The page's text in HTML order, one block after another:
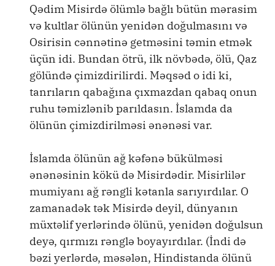
Qədim Misirdə ölümlə bağlı bütün mərasim
və kultlar ölünün yenidən doğulmasını və
Osirisin cənnətinə getməsini təmin etmək
üçün idi. Bundan ötrü, ilk növbədə, ölü, Qaz
gölündə çimizdirilirdi. Məqsəd o idi ki,
tanrıların qabağına çıxmazdan qabaq onun
ruhu təmizlənib parıldasın. İslamda da
ölünün çimizdirilməsi ənənəsi var.
İslamda ölünün ağ kəfənə bükülməsi
ənənəsinin kökü də Misirdədir. Misirlilər
mumiyanı ağ rəngli kətanla sarıyırdılar. O
zamanadək tək Misirdə deyil, dünyanın
müxtəlif yerlərində ölünü, yenidən doğulsun
deyə, qırmızı rənglə boyayırdılar. (İndi də
bəzi yerlərdə, məsələn, Hindistanda ölünü